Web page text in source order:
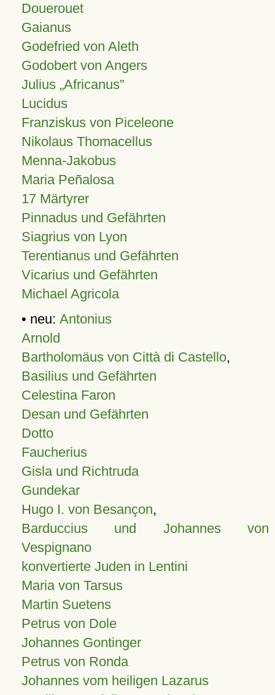
Douerouet
Gaianus
Godefried von Aleth
Godobert von Angers
Julius Africanus
Lucidus
Franziskus von Piceleone
Nikolaus Thomacellus
Menna-Jakobus
Maria Peñalosa
17 Märtyrer
Pinnadus und Gefährten
Siagrius von Lyon
Terentianus und Gefährten
Vicarius und Gefährten
Michael Agricola
• neu: Antonius
Arnold
Bartholomäus von Città di Castello,
Basilius und Gefährten
Celestina Faron
Desan und Gefährten
Dotto
Faucherius
Gisla und Richtruda
Gundekar
Hugo I. von Besançon,
Barduccius und Johannes von
Vespignano
konvertierte Juden in Lentini
Maria von Tarsus
Martin Suetens
Petrus von Dole
Johannes Gontinger
Petrus von Ronda
Johannes vom heiligen Lazarus